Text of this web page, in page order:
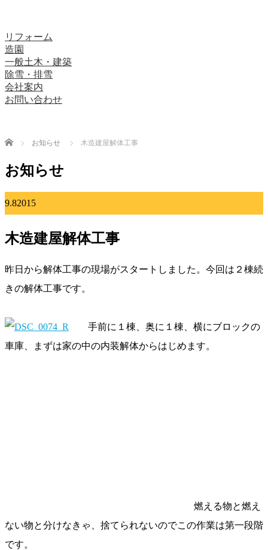
リフォーム
造園
一般土木・建築
除雪・排雪
会社案内
お問い合わせ
Home お知らせ 木造建屋解体工事
お知らせ
9.82015
木造建屋解体工事
昨日から解体工事の現場がスタートしました。今回は２棟続
きの解体工事です。
手前に１棟、奥に１棟、横にブロックの
車庫、まずは家の中の内装解体からはじめます。
燃える物と燃え
ない物と分けなきゃ、捨てられないのでこの作業は第一段階
です。